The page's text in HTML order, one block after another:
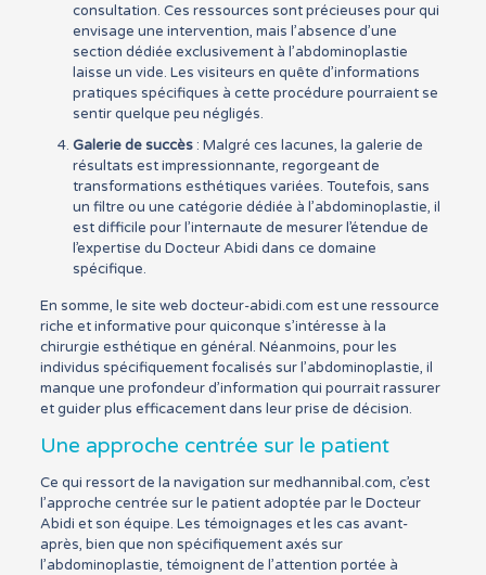
consultation. Ces ressources sont précieuses pour qui
envisage une intervention, mais l’absence d’une
section dédiée exclusivement à l’abdominoplastie
laisse un vide. Les visiteurs en quête d’informations
pratiques spécifiques à cette procédure pourraient se
sentir quelque peu négligés.
Galerie de succès: Malgré ces lacunes, la galerie de
résultats est impressionnante, regorgeant de
transformations esthétiques variées. Toutefois, sans
un filtre ou une catégorie dédiée à l’abdominoplastie, il
est difficile pour l’internaute de mesurer l’étendue de
l’expertise du Docteur Abidi dans ce domaine
spécifique.
En somme, le site web docteur-abidi.com est une ressource
riche et informative pour quiconque s’intéresse à la
chirurgie esthétique en général. Néanmoins, pour les
individus spécifiquement focalisés sur l’abdominoplastie, il
manque une profondeur d’information qui pourrait rassurer
et guider plus efficacement dans leur prise de décision.
Une approche centrée sur le patient
Ce qui ressort de la navigation sur medhannibal.com, c’est
l’approche centrée sur le patient adoptée par le Docteur
Abidi et son équipe. Les témoignages et les cas avant-
après, bien que non spécifiquement axés sur
l’abdominoplastie, témoignent de l’attention portée à